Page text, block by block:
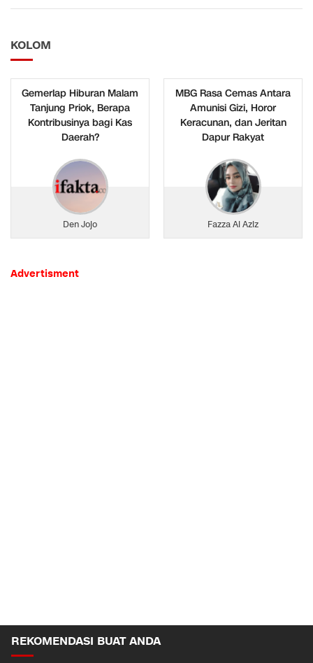
KOLOM
Gemerlap Hiburan Malam
Tanjung Priok, Berapa
Kontribusinya bagi Kas
Daerah?
Den Jojo
MBG Rasa Cemas Antara
Amunisi Gizi, Horor
Keracunan, dan Jeritan
Dapur Rakyat
Fazza Al Aziz
Advertisment
REKOMENDASI BUAT ANDA